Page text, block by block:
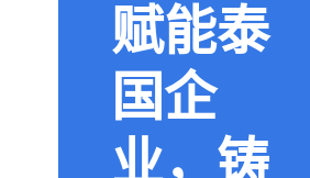
赋能泰
国企
业，铸